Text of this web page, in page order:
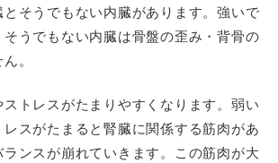
とそうでもない内臓があります。強いで
うでもない内臓は骨盤の歪み・背骨の
。
トレスがたまりやすくなります。弱い
スがたまると腎臓に関係する筋肉があ
ランスが崩れていきます。この筋肉が大